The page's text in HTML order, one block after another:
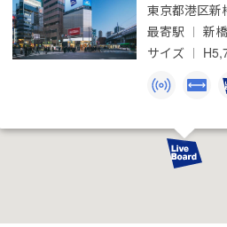
東京都港区新
最寄駅
新橋
サイズ